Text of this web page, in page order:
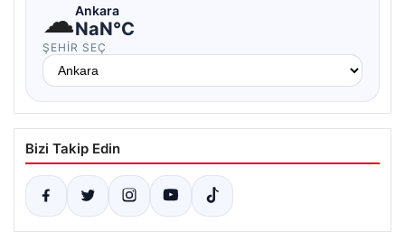
☁Ankara
NaN°C
ŞEHIR SEÇ
Bizi Takip Edin